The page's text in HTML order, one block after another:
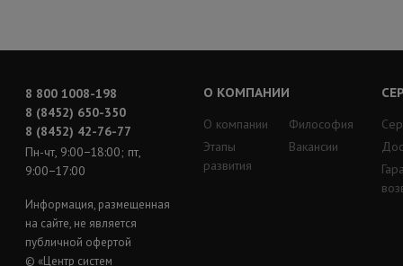
8 800 1008-198
8 (8452) 650-350
8 (8452) 42-76-77
Пн-чт, 9:00−18:00; пт,
9:00−17:00
Информация, размещенная
на сайте, не является
публичной офертой
© «Центр систем
О КОМПАНИИ
О компании
Этапы
развития
Философия
Вакансии